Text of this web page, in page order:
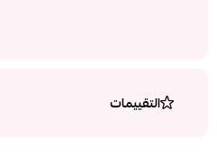
التقييمات